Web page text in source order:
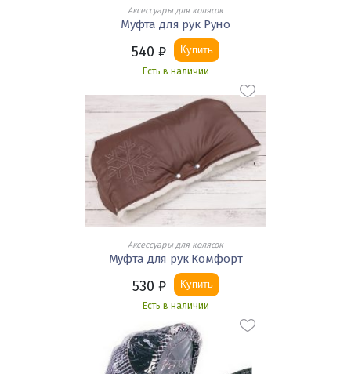
Аксессуары для колясок
Муфта для рук Руно
540 ₽ Купить
Есть в наличии
Аксессуары для колясок
Муфта для рук Комфорт
530 ₽ Купить
Есть в наличии